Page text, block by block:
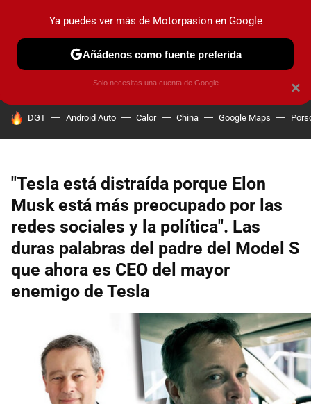
PRUEBAS COCHES ELÉCTRICOS OBSERVATORIO
HOY SE HABLA DE
DGT Android Auto Calor China Google Maps
"Tesla está distraída porque Elon
Musk está más preocupado por las
redes sociales y la política". Las
duras palabras del padre del Model S
que ahora es CEO del mayor
enemigo de Tesla
×
Ya puedes ver más de Motorpasion en Google
Añádenos como fuente preferida
Solo necesitas una cuenta de Google